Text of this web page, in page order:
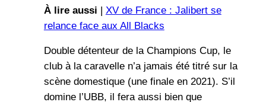
À lire aussi | XV de France : Jalibert se
relance face aux All Blacks
Double détenteur de la Champions Cup, le
club à la caravelle n’a jamais été titré sur la
scène domestique (une finale en 2021). S’il
domine l’UBB, il fera aussi bien que